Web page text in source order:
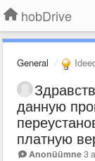
hobDrive
General
данную
платную
Anonüümne3